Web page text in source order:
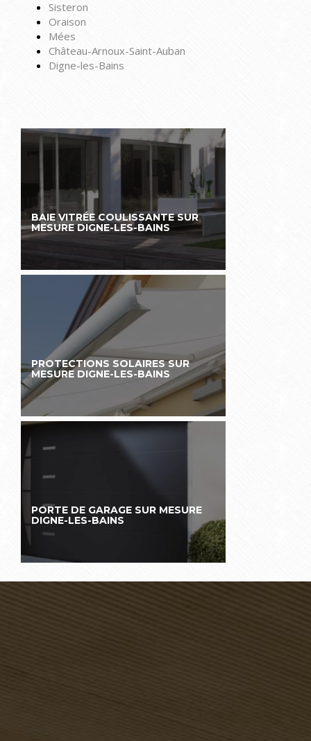
Sisteron
Oraison
Mées
Château-Arnoux-Saint-Auban
Digne-les-Bains
BAIE VITRÉE COULISSANTE SUR
MESURE DIGNE-LES-BAINS
PROTECTIONS SOLAIRES SUR
MESURE DIGNE-LES-BAINS
PORTE DE GARAGE SUR MESURE
DIGNE-LES-BAINS